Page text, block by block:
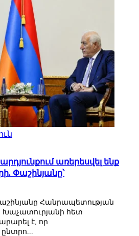
առերեսվել ենք
Փաշինյանը՝
Հանրապետության
հետ
է, որ